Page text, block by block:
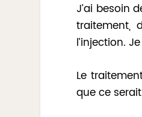
J’ai besoin
traitement,
l’injection.
Le
que ce